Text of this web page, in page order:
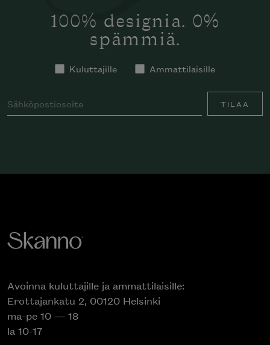
100% designia. 0%
spämmiä.
Kuluttajille Ammattilaisille
TILAA
Avoinna kuluttajille ja ammattilaisille:
Erottajankatu 2, 00120 Helsinki
ma-pe 10 — 18
la 10-17